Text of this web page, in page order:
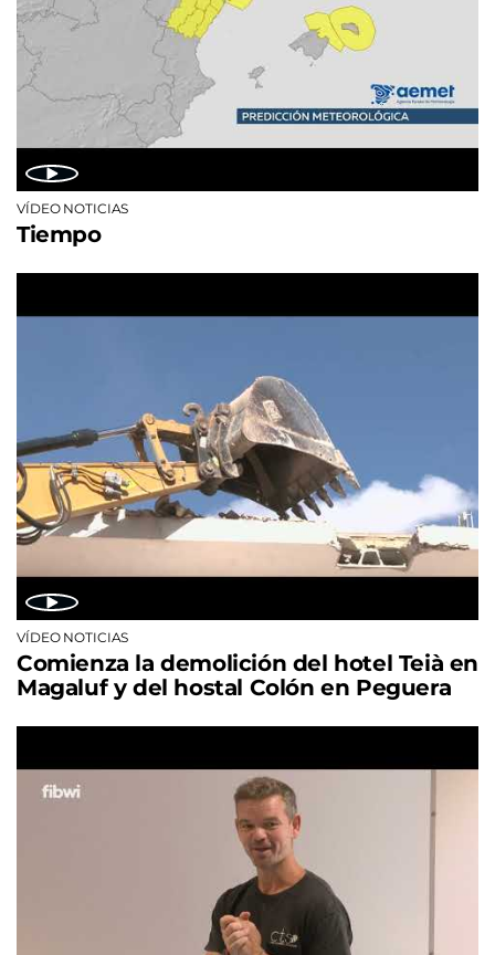
VÍDEO NOTICIAS
Tiempo
VÍDEO NOTICIAS
Comienza la demolición del hotel Teià en
Magaluf y del hostal Colón en Peguera